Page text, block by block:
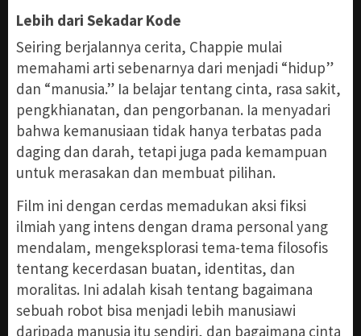
Lebih dari Sekadar Kode
Seiring berjalannya cerita, Chappie mulai
memahami arti sebenarnya dari menjadi “hidup”
dan “manusia.” Ia belajar tentang cinta, rasa sakit,
pengkhianatan, dan pengorbanan. Ia menyadari
bahwa kemanusiaan tidak hanya terbatas pada
daging dan darah, tetapi juga pada kemampuan
untuk merasakan dan membuat pilihan.
Film ini dengan cerdas memadukan aksi fiksi
ilmiah yang intens dengan drama personal yang
mendalam, mengeksplorasi tema-tema filosofis
tentang kecerdasan buatan, identitas, dan
moralitas. Ini adalah kisah tentang bagaimana
sebuah robot bisa menjadi lebih manusiawi
daripada manusia itu sendiri, dan bagaimana cinta